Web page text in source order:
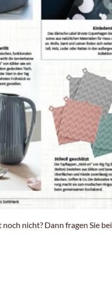
nicht? Dann fragen Sie bei